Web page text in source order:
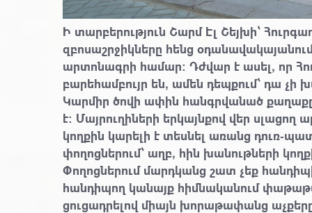
Ի տարբերություն Շարմ Էլ Շեյխի՝
զբոսաշրջիկները հենց
արտոնագրի համար։ Դժվար է ասել, որ
բարեհամբույր են, ամեն դեպքում՝ դա
Կարմիր ծովի ափին հանգրվանած քաղաքը
է։ Մայրուղիների երկայնքով վեր սլացող
կողքին կարելի է տեսնել առանց դուռ-
փողոցներում՝ աղբ, հին խանութների
Փողոցներում մարդկանց շատ չեք
հանդիպող կանայք հիմնականում
ցուցադրելով միայն խորաթափանց